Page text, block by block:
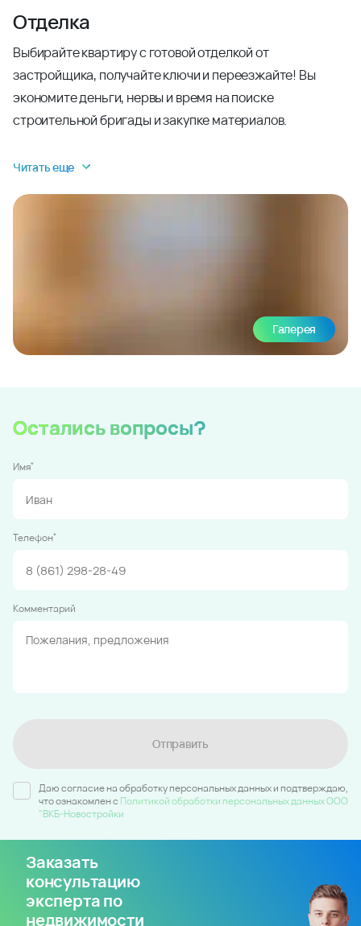
Отделка
Выбирайте квартиру с готовой отделкой от
застройщика, получайте ключи и переезжайте! Вы
экономите деньги, нервы и время на поиске
строительной бригады и закупке материалов.
Читать еще
Галерея
Остались вопросы?
Имя*
Телефон*
Комментарий
Отправить
Даю согласие на обработку персональных данных и подтверждаю,
что ознакомлен c Политикой обработки персональных данных ООО
"ВКБ-Новостройки
Заказать
консультацию
эксперта по
недвижимости